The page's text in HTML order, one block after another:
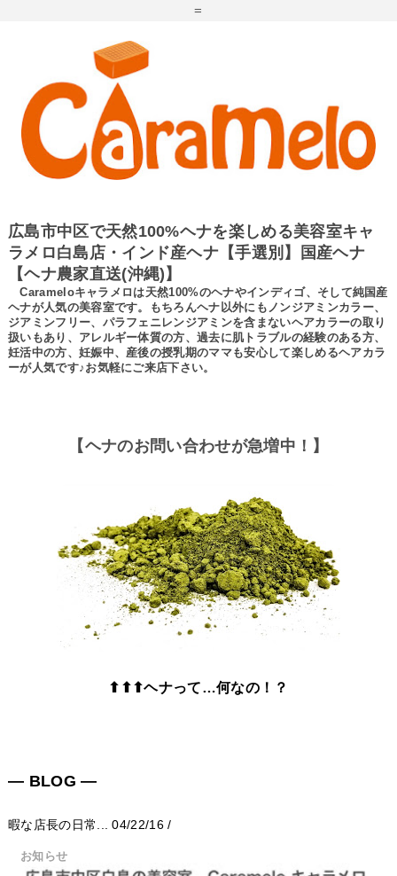
=
広島市中区で天然100%ヘナを楽しめる美容室キャ
ラメロ白島店・インド産ヘナ【手選別】国産ヘナ
【ヘナ農家直送(沖縄)】
Carameloキャラメロは天然100%のヘナやインディゴ、そして純国産
ヘナが人気の美容室です。もちろんヘナ以外にもノンジアミンカラー、
ジアミンフリー、パラフェニレンジアミンを含まないヘアカラーの取り
扱いもあり、アレルギー体質の方、過去に肌トラブルの経験のある方、
妊活中の方、妊娠中、産後の授乳期のママも安心して楽しめるヘアカラ
ーが人気です♪お気軽にご来店下さい。
【ヘナのお問い合わせが急増中！】
⬆⬆⬆ヘナって…何なの！？
― BLOG ―
暇な店長の日常... 04/22/16 /
お知らせ